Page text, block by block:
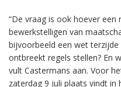
“De vraag is ook hoever
bewerkstelligen van
bijvoorbeeld een wet
ontbreekt regels stellen? En
vult Castermans aan. Voor
zaterdag 9 juli plaats vindt in